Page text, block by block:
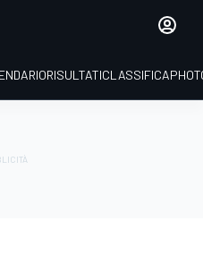
RISULTATICLASSIFICA